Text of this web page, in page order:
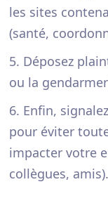
les sites
(santé,
5. Déposez
ou la
6. Enfin,
pour éviter
impacter votre
collègues, amis).